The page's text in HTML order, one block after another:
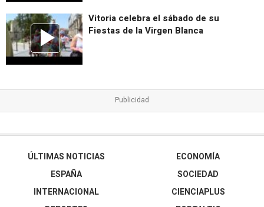
Vitoria celebra el sábado de su
Fiestas de la Virgen Blanca
ÚLTIMAS NOTICIAS
ESPAÑA
INTERNACIONAL
ECONOMÍA
SOCIEDAD
CIENCIAPLUS